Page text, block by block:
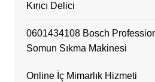
Kırıcı Delici
0601434108 Bosch
Somun Sıkma Makinesi
Online İç Mimarlık Hizmeti